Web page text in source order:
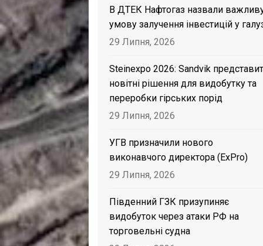
В ДТЕК Нафтогаз назвали
умову залучення інвестицій у
29 Липня, 2026
Steinexpo 2026: Sandvik
новітні рішення для видобутку та
переробки гірських порід
29 Липня, 2026
УГВ призначили нового
виконавчого директора (ExPro)
29 Липня, 2026
Південний ГЗК призупиняє
видобуток через атаки РФ на
торговельні судна